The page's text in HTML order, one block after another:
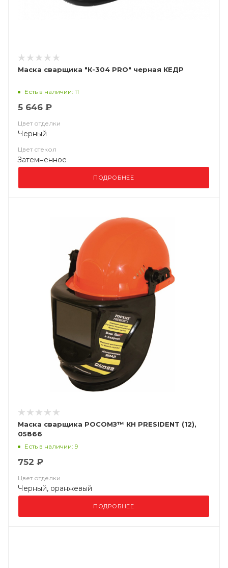
Маска сварщика "К-304 PRO" черная КЕДР
Есть в наличии: 11
5 646 ₽
Цвет отделки
Черный
Цвет стекол
Затемненное
ПОДРОБНЕЕ
Маска сварщика РОСОМЗ™ КН PRESIDENT (12),
05866
Есть в наличии: 9
752 ₽
Цвет отделки
Черный, оранжевый
ПОДРОБНЕЕ